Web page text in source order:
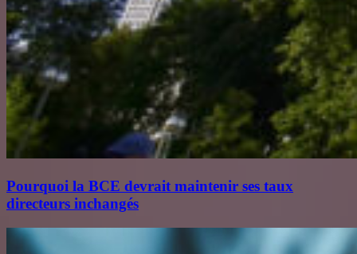
Pourquoi la BCE devrait maintenir ses taux
directeurs inchangés